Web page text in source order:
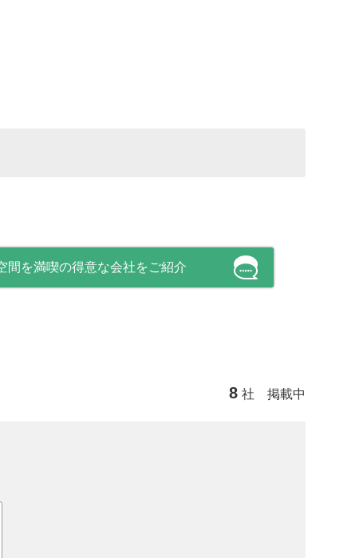
間を満喫の得意な会社をご紹介
8 社 掲載中